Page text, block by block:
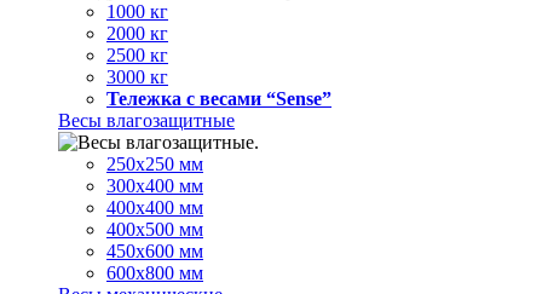
1000 кг
2000 кг
2500 кг
3000 кг
Тележка с весами “Sense”
Весы влагозащитные
250х250 мм
300х400 мм
400х400 мм
400х500 мм
450х600 мм
600х800 мм